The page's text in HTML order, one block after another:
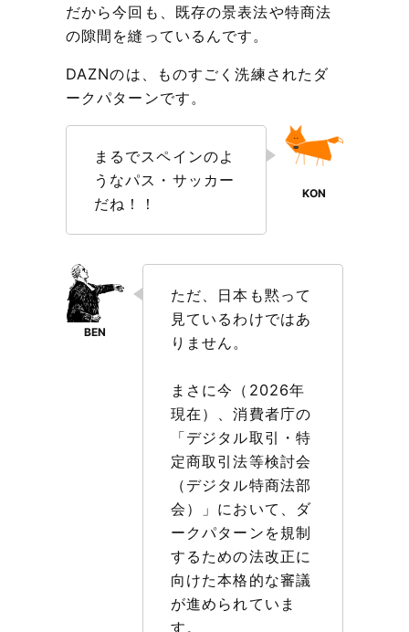
だから今回も、既存の景表法や特商法
の隙間を縫っているんです。
DAZNのは、ものすごく洗練されたダ
ークパターンです。
まるでスペインのよ
うなパス・サッカー
だね！！
ただ、日本も黙って
見ているわけではあ
りません。
まさに今（2026年
現在）、消費者庁の
「デジタル取引・特
定商取引法等検討会
（デジタル特商法部
会）」において、ダ
ークパターンを規制
するための法改正に
向けた本格的な審議
が進められていま
す。